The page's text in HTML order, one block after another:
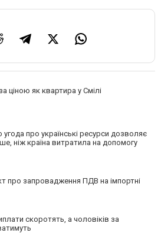
ціною як квартира у Смілі
про українські ресурси дозволяє
ніж країна витратила на допомогу
про запровадження ПДВ на імпортні
скоротять, а чоловіків за